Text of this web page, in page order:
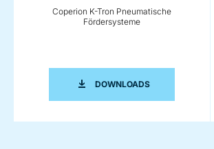
Coperion K-Tron Pneumatische
Fördersysteme
DOWNLOADSCOPERION K-